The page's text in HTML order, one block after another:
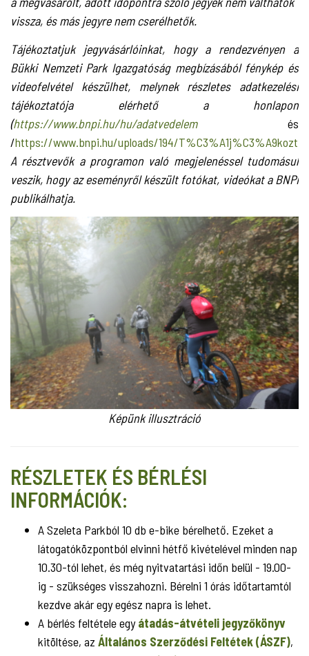
vissza, és más jegyre nem cserélhetők.
Tájékoztatjuk jegyvásárlóinkat, hogy a rendezvényen a
Bükki Nemzeti Park Igazgatóság megbízásából fénykép és
videofelvétel készülhet, melynek részletes adatkezelési
tájékoztatója elérhető a honlapon
(https://www.bnpi.hu/hu/adatvedelemés
/https://www.bnpi.hu/uploads/194/T%C3%A1j%C3%A9kozt...
A résztvevők a programon való megjelenéssel tudomásul
veszik, hogy az eseményről készült fotókat, videókat a BNPI
publikálhatja.
Képünk illusztráció
RÉSZLETEK ÉS BÉRLÉSI
INFORMÁCIÓK:
A Szeleta Parkból 10 db e-bike bérelhető. Ezeket a
látogatóközpontból elvinni hétfő kivételével minden nap
10.30-tól lehet, és még nyitvatartási időn belül - 19.00-
ig - szükséges visszahozni. Bérelni 1 órás időtartamtól
kezdve akár egy egész napra is lehet.
A bérlés feltétele egyátadás-átvételi jegyzőkönyv
kitöltése, az Általános Szerződési Feltétek (ÁSZF),